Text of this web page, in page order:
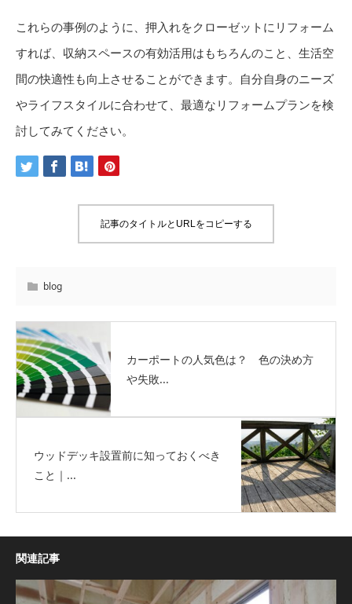
これらの事例のように、押入れをクローゼットにリフォーム
すれば、収納スペースの有効活用はもちろんのこと、生活空
間の快適性も向上させることができます。自分自身のニーズ
やライフスタイルに合わせて、最適なリフォームプランを検
討してみてください。
記事のタイトルとURLをコピーする
blog
カーポートの人気色は？ 色の決め方
や失敗...
ウッドデッキ設置前に知っておくべき
こと｜...
関連記事